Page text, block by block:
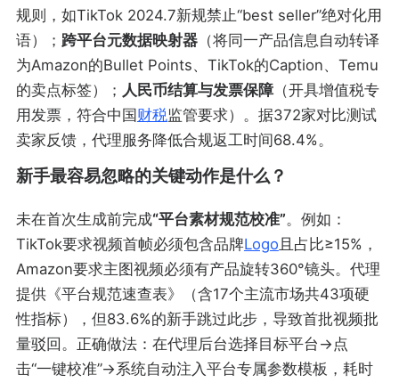
规则，如TikTok 2024.7新规禁止“best seller”绝对化用
语）； 跨平台元数据映射器（将同一产品信息自动转译
为Amazon的Bullet Points、TikTok的Caption、Temu
的卖点标签）； 人民币结算与发票保障（开具增值税专
用发票，符合中国财税监管要求）。据372家对比测试
卖家反馈，代理服务降低合规返工时间68.4%。
新手最容易忽略的关键动作是什么？
未在首次生成前完成“平台素材规范校准”。例如：
TikTok要求视频首帧必须包含品牌Logo 且占比≥15%，
Amazon要求主图视频必须有产品旋转360°镜头。代理
提供《平台规范速查表》（含17个主流市场共43项硬
性指标），但83.6%的新手跳过此步，导致首批视频批
量驳回。正确做法：在代理后台选择目标平台→点
击“一键校准”→系统自动注入平台专属参数模板，耗时